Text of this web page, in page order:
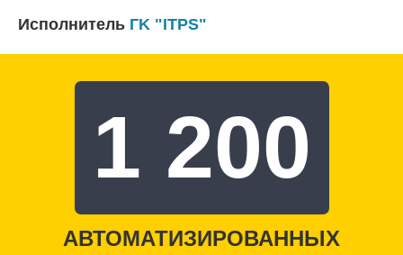
Исполнитель ГK "ITPS"
1 200
АВТОМАТИЗИРОВАННЫХ